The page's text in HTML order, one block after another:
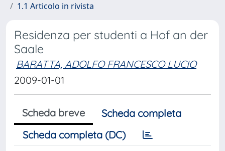
1.1 Articolo in rivista
Residenza per studenti a Hof an der
Saale
BARATTA, ADOLFO FRANCESCO LUCIO
2009-01-01
Scheda breve
Scheda completa
Scheda completa (DC)